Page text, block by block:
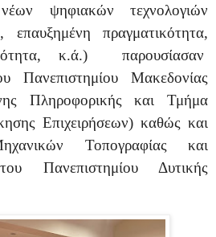
ψηφιακών τεχνολογιών
επαυξημένη πραγματικότητα,
κ.ά.)
παρουσίασαν
Πανεπιστημίου Μακεδονίας
Πληροφορικής και Τμήμα
Επιχειρήσεων) καθώς και
Τοπογραφίας και
Πανεπιστημίου Δυτικής